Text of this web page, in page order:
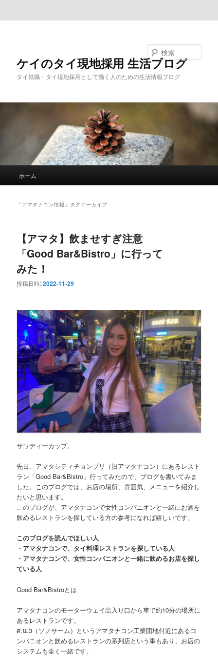
ケイのタイ現地採用 生活ブログ
タイ就職・タイ現地採用として働く人のための生活情報ブログ
ホーム
「 アマタナコン情報 」タグアーカイブ
【アマタ】飲ませすぎ注意
「Good Bar&Bistro」に行って
みた！
投稿日時:2022-11-29
サワディーカップ。
先日、 アマタシティチョンブリ（旧アマタナコン）にあるレスト
ラン「Good Bar&Bistro」行ってみたので、ブログを書いてみま
した。このブログでは、お店の場所、雰囲気、メニューを紹介し
たいと思います。
このブログが、アマタナコンで女性コンパニオンと一緒にお酒を
飲めるレストランを探している方の参考になれば嬉しいです。
このブログを読んでほしい人
・アマタナコンで、タイ料理レストランを探している人
・アマタナコンで、女性コンパニオンと一緒に飲めるお店を探し
ている人
Good Bar&Bistroとは
アマタナコンのモーターウェイ出入り口から車で約10分の場所に
あるレストランです。
ศ.น.3（ソノサーム）というアマタナコン工業団地付近にあるコ
ンパニオンと飲めるレストランの系列店という事もあり、お店の
システムも全く一緒です。